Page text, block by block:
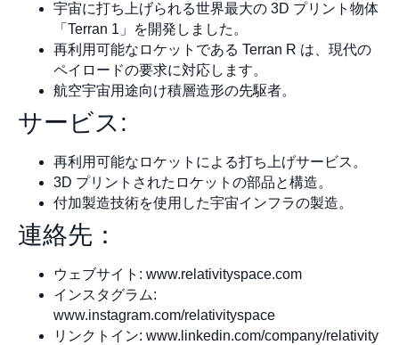
宇宙に打ち上げられる世界最大の 3D プリント物体
「Terran 1」を開発しました。
再利用可能なロケットである Terran R は、現代の
ペイロードの要求に対応します。
航空宇宙用途向け積層造形の先駆者。
サービス:
再利用可能なロケットによる打ち上げサービス。
3D プリントされたロケットの部品と構造。
付加製造技術を使用した宇宙インフラの製造。
連絡先：
ウェブサイト: www.relativityspace.com
インスタグラム:
www.instagram.com/relativityspace
リンクトイン: www.linkedin.com/company/relativity